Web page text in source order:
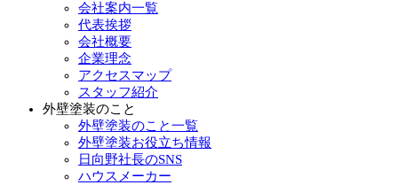
会社案内一覧
代表挨拶
会社概要
企業理念
アクセスマップ
スタッフ紹介
外壁塗装のこと
外壁塗装のこと一覧
外壁塗装お役立ち情報
日向野社長のSNS
ハウスメーカー